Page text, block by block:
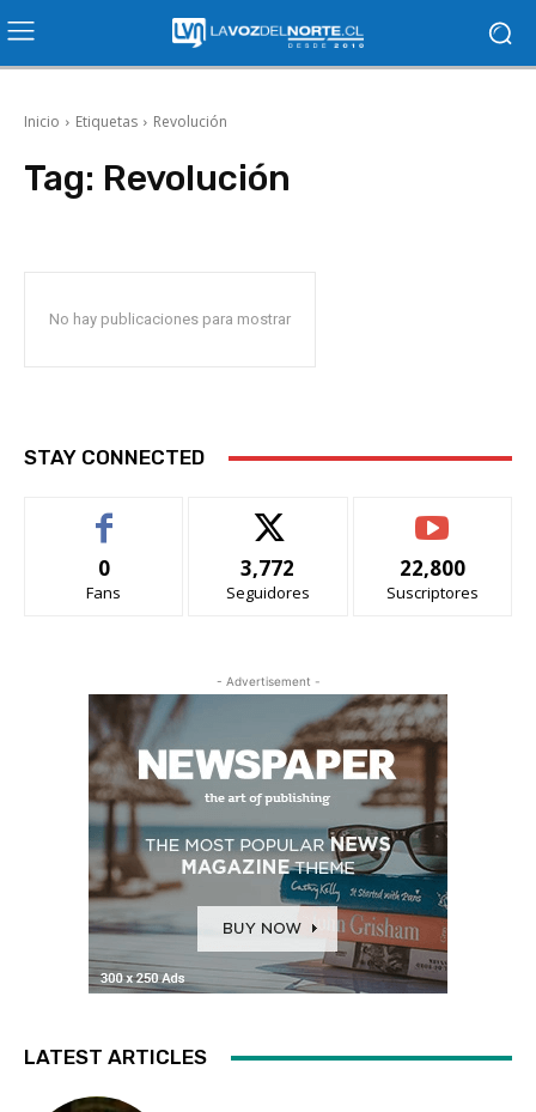
Inicio Etiquetas Revolución
Tag: Revolución
No hay publicaciones para mostrar
STAY CONNECTED
0
Fans
3,772
Seguidores
22,800
Suscriptores
- Advertisement -
LATEST ARTICLES